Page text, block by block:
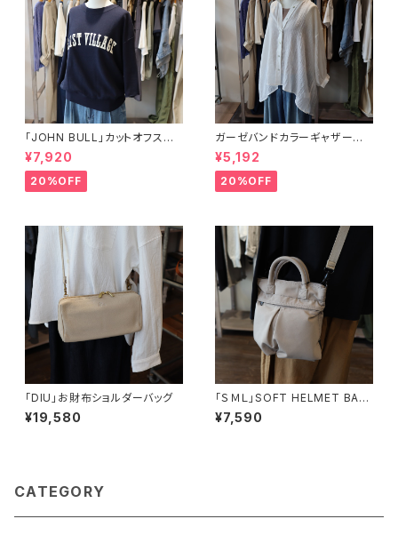
「JOHN BULL」カットオフスリ
ーブスウェット
¥7,920
20%OFF
ガーゼバンドカラーギャザーブラ
ウス
¥5,192
20%OFF
「DIU」お財布ショルダーバッグ
¥19,580
「ＳＭＬ」SOFT HELMET BAG
SS
¥7,590
CATEGORY